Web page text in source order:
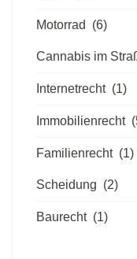
Motorrad (6)
Cannabis im
Internetrecht (1)
Immobilienrecht
Familienrecht (1)
Scheidung (2)
Baurecht (1)